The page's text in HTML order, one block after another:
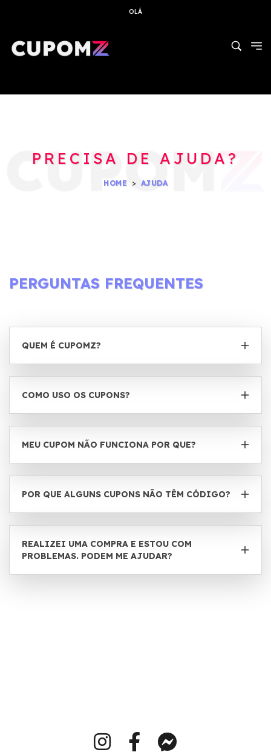
OLÁ
PRECISA DE AJUDA?
HOME AJUDA
PERGUNTAS FREQUENTES
QUEM É CUPOMZ?
COMO USO OS CUPONS?
MEU CUPOM NÃO FUNCIONA POR QUE?
POR QUE ALGUNS CUPONS NÃO TÊM CÓDIGO?
REALIZEI UMA COMPRA E ESTOU COM
PROBLEMAS. PODEM ME AJUDAR?